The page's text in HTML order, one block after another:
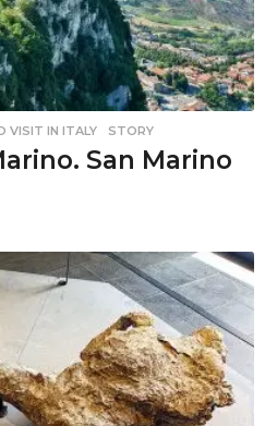
VISIT IN ITALY ,STORY
San Marino